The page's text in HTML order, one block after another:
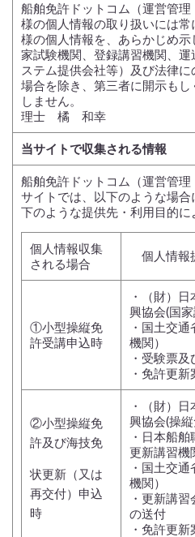
船舶免許ドットコム（運営管
様の個人情報の取り扱いには
様の個人情報を、あらかじめ
家試験機関、登録講習機関、
ステム提供会社等）及び法律
場合を除き、第三者に開示も
しません。 橘海
理士 橘 和幸
当サイトで収集される情報
船舶免許ドットコム（運営管
サイトでは、以下のような場
下のような提供先・利用目的に
個人情報収集
される場合
個人情報
①小型操縦免
許受講申込時
・（財）
興協会(国家
・国土交
機関）
・受験票
・免許更新
②小型操縦免
許及び海技免
状更新（又は
再交付）申込
時
・（財）
興協会(操縦
・日本船
更新講習機
・国土交
機関）
・更新講
の送付
・免許更新